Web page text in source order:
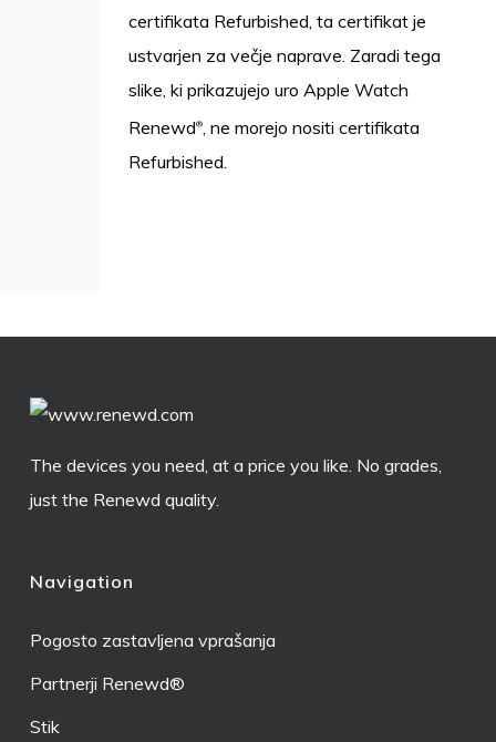
certifikata Refurbished, ta certifikat je
ustvarjen za večje naprave. Zaradi tega
slike, ki prikazujejo uro Apple Watch
Renewd®, ne morejo nositi certifikata
Refurbished.
The devices you need, at a price you like. No grades,
just the Renewd quality.
Navigation
Pogosto zastavljena vprašanja
Partnerji Renewd®
Stik